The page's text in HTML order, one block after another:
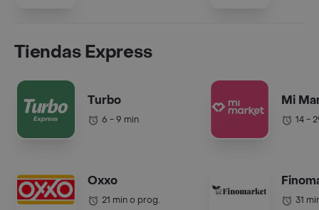
Tiendas Express
Turbo
6 - 9 min
Oxxo
21 min o prog.
Mi
14 -
31